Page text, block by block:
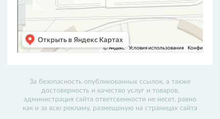
За безопасность опубликованных ссылок, а также
достоверность и качество услуг и товаров,
администрация сайта ответсвенности не несет, равно
как и за всю рекламу, размещеную на страницах сайта